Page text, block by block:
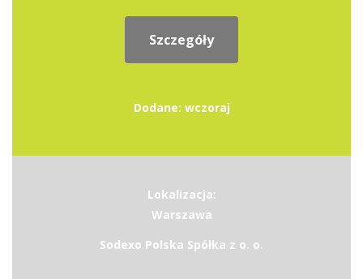
Szczegóły
Dodane: wczoraj
Lokalizacja:
Warszawa
Sodexo Polska Spółka z o. o.